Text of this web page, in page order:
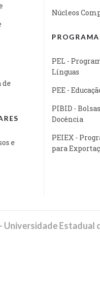
de
e
Núcleos
PEL -
Línguas
PEE -
PIBID -
Docência
PEIEX -
para
Universidade Estadual